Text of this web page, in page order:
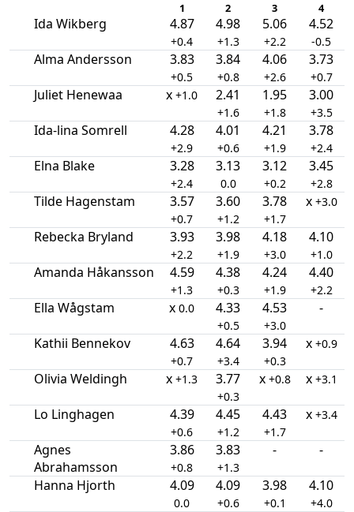
1 2 3 4
Ida Wikberg 4.87
+0.4
4.98
+1.3
5.06
+2.2
4.52
-0.5
Alma Andersson 3.83
+0.5
3.84
+0.8
4.06
+2.6
3.73
+0.7
Juliet Henewaa x +1.0 2.41
+1.6
1.95
+1.8
3.00
+3.5
Ida-lina Somrell 4.28
+2.9
4.01
+0.6
4.21
+1.9
3.78
+2.4
Elna Blake 3.28
+2.4
3.13
0.0
3.12
+0.2
3.45
+2.8
Tilde Hagenstam 3.57
+0.7
3.60
+1.2
3.78
+1.7
x +3.0
Rebecka Bryland 3.93
+2.2
3.98
+1.9
4.18
+3.0
4.10
+1.0
Amanda Håkansson 4.59
+1.3
4.38
+0.3
4.24
+1.9
4.40
+2.2
Ella Wågstam x 0.0 4.33
+0.5
4.53
+3.0
-
Kathii Bennekov 4.63
+0.7
4.64
+3.4
3.94
+0.3
x +0.9
Olivia Weldingh x +1.3 3.77
+0.3
x +0.8 x +3.1
Lo Linghagen 4.39
+0.6
4.45
+1.2
4.43
+1.7
x +3.4
Agnes
Abrahamsson
3.86
+0.8
3.83
+1.3
- -
Hanna Hjorth 4.09
0.0
4.09
+0.6
3.98
+0.1
4.10
+4.0